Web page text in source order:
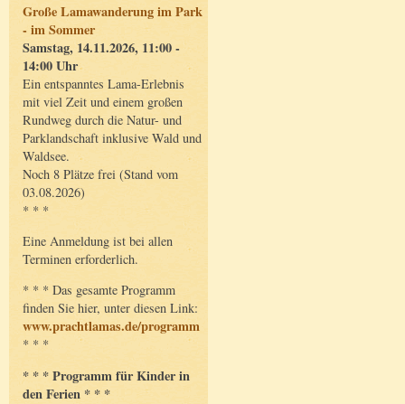
Große Lamawanderung im Park
- im Sommer
Samstag, 14.11.2026, 11:00 -
14:00 Uhr
Ein entspanntes Lama-Erlebnis
mit viel Zeit und einem großen
Rundweg durch die Natur- und
Parklandschaft inklusive Wald und
Waldsee.
Noch 8 Plätze frei (Stand vom
03.08.2026)
* * *
Eine Anmeldung ist bei allen
Terminen erforderlich.
* * * Das gesamte Programm
finden Sie hier, unter diesen Link:
www.prachtlamas.de/programm
* * *
* * * Programm für Kinder in
den Ferien * * *